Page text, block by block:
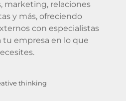
marketing, relaciones
y más, ofreciendo
con especialistas
tu empresa en lo que